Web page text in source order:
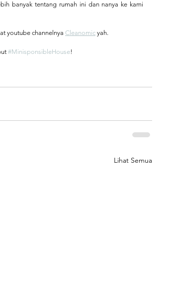
banyak tentang rumah ini dan nanya ke kami
youtube channelnya Cleanomic yah.
#MinisponsibleHouse!
Lihat Semua